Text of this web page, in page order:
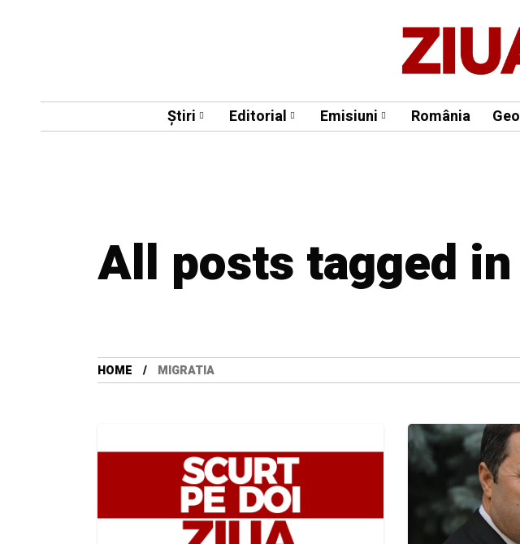
Știri Editorial Emisiuni România
All posts tagged
HOME MIGRATIA